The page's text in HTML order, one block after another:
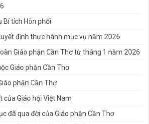
Bí tích Hôn phối
định thực hành mục vụ năm 2026
Giáo phận Cần Thơ từ tháng 1 năm 2026
Giáo phận Cần Thơ
phận Cần Thơ
của Giáo hội Việt Nam
đã qua đời của Giáo phận Cần Thơ